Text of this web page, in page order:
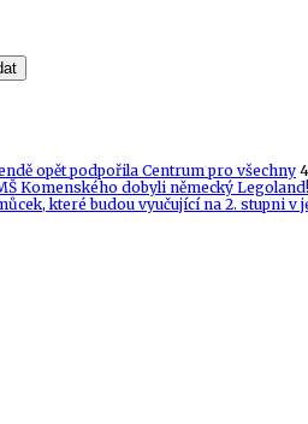
opět podpořila Centrum pro všechny
Komenského dobyli německý Legoland!
které budou vyučující na 2. stupni v